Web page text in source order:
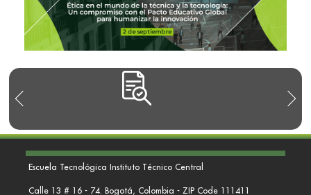
Escuela Tecnológica Instituto Técnico Central
Calle 13 # 16 - 74. Bogotá, Colombia - ZIP Code 111411